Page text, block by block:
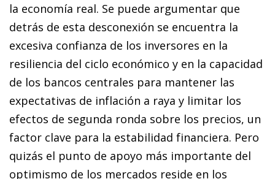
la economía real. Se puede argumentar que
detrás de esta desconexión se encuentra la
excesiva confianza de los inversores en la
resiliencia del ciclo económico y en la capacidad
de los bancos centrales para mantener las
expectativas de inflación a raya y limitar los
efectos de segunda ronda sobre los precios, un
factor clave para la estabilidad financiera. Pero
quizás el punto de apoyo más importante del
optimismo de los mercados reside en los